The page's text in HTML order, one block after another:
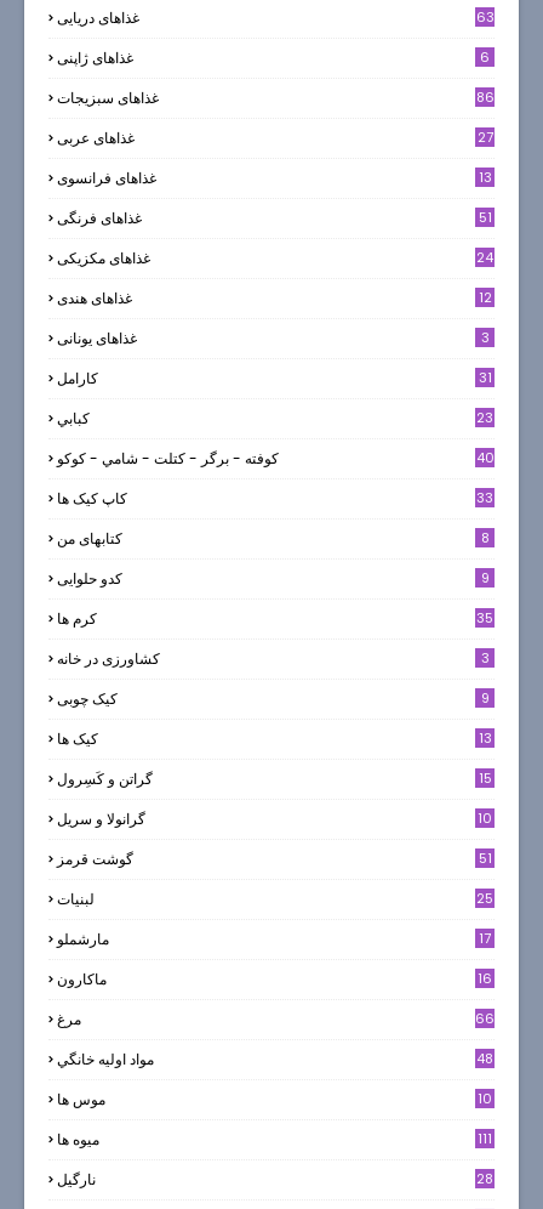
غذاهای دریایی 63
غذاهای ژاپنی 6
غذاهای سبزیجات 86
غذاهای عربی 27
غذاهای فرانسوی 13
غذاهای فرنگی 51
غذاهای مکزیکی 24
غذاهای هندی 12
غذاهای یونانی 3
كارامل 31
كبابي 23
كوفته - برگر - كتلت - شامي - كوكو 40
کاپ کیک ها 33
کتابهای من 8
کدو حلوایی 9
کرم ها 35
کشاورزی در خانه 3
کیک چوبی 9
کیک ها
13
گراتن و كَسِرول 15
گرانولا و سريل 10
گوشت قرمز 51
لبنيات 25
مارشملو 17
ماکارون 16
مرغ 66
مواد اوليه خانگي 48
موس ها 10
میوه ها 111
نارگيل 28